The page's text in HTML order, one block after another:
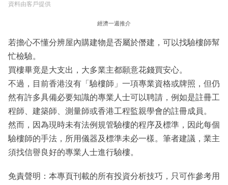
資料由客戶提供
經濟一週推介
若擔心不懂分辨屋內購建物是否屬於僭建，可以找驗樓師幫
忙檢驗。
買樓畢竟是大支出，大多業主都願意花錢買安心。
不過，目前香港沒有「驗樓師」一項專業資格或牌照，但仍
然有許多具備必要知識的專業人士可以聘請，例如是註冊工
程師、建築師、測量師或香港工程監親學會的註冊成員。
然而，因為現時未有法例規管驗樓的程序及標準，因此每個
驗樓師的手法，所用儀器及標準未必一樣。筆者建議，業主
須找信譽良好的專業人士進行驗樓。
免責聲明：本專頁刊載的所有投資分析技巧，只可作參考用